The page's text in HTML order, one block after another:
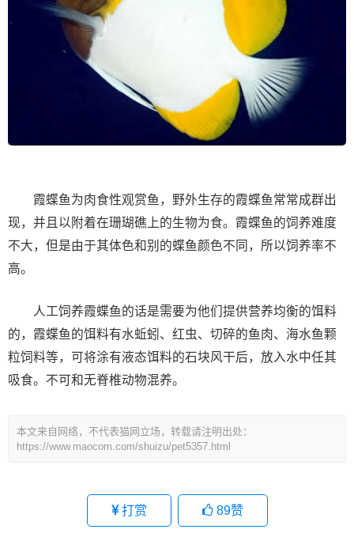
霞蝶鱼为肉食性观赏鱼，野外生存的霞蝶鱼常常成群出
现，并且以附着在珊瑚礁上的生物为食。霞蝶鱼的饲养难度
不大，但是由于其体色和别的蝶鱼颜色不同，所以饲养率不
高。
人工饲养霞蝶鱼的话是需要为他们提供营养均衡的饵料
的，霞蝶鱼的饵料有水蚯蚓、红虫、切碎的鱼肉、海水鱼颗
粒饲料等，可将涂有液态饵料的石块风干后，放入水中任其
吸食。不可和无脊椎动物混养。
本文来自网络，不代表猫网立场，转载请注明出处：
https://www.maocom.com/shuizu/pet5357.html
打赏 89赞